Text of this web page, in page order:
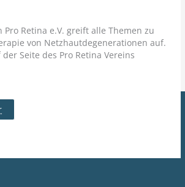
Pro Retina e.V. greift alle Themen zu
von Netzhautdegenerationen auf.
Seite des Pro Retina Vereins